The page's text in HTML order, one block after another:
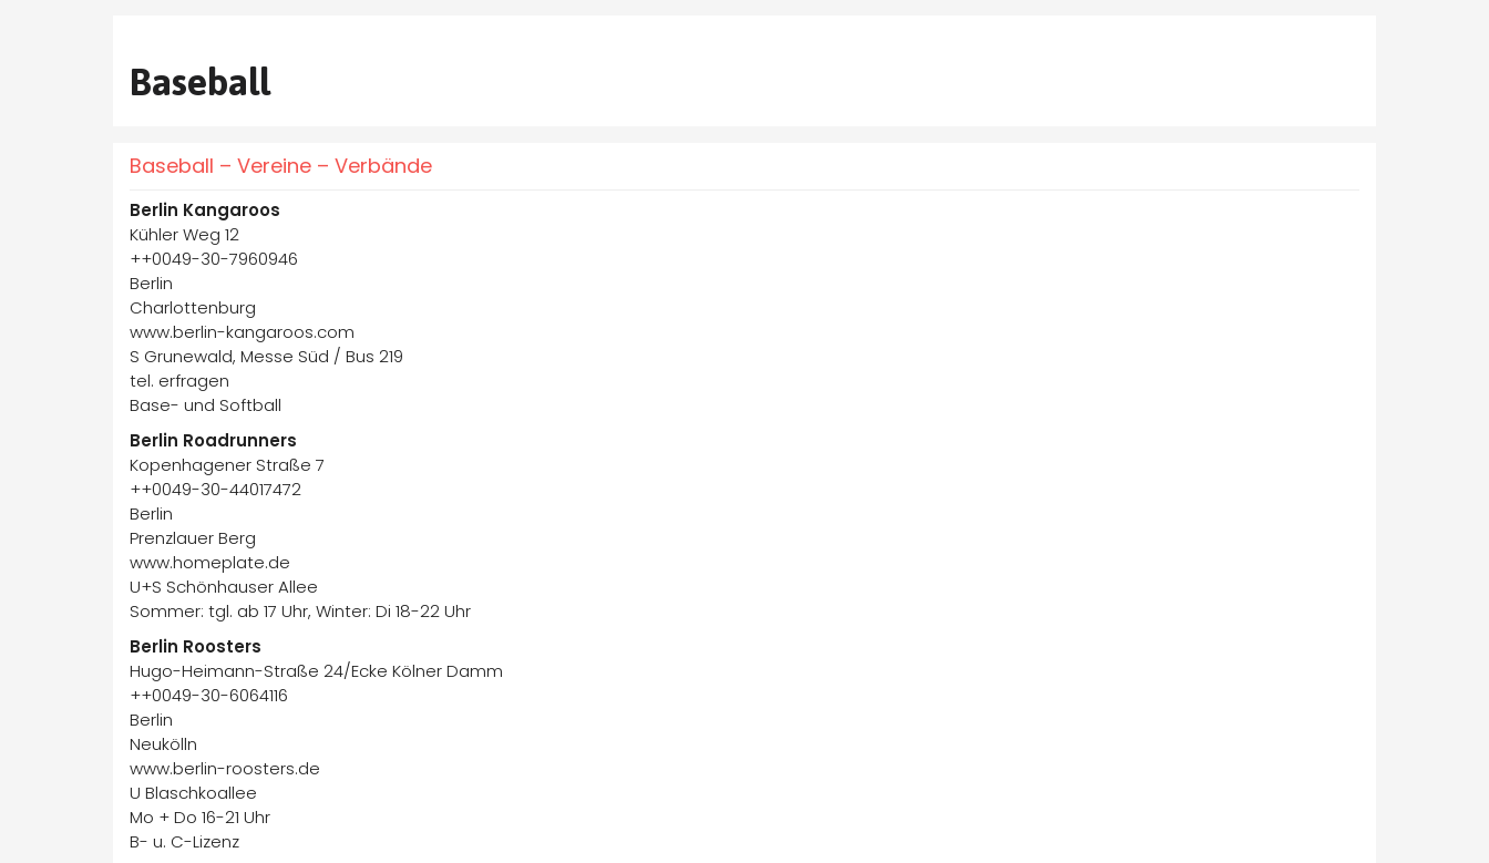
Baseball
Baseball – Vereine – Verbände
Berlin Kangaroos
Kühler Weg 12
++0049-30-7960946
Berlin
Charlottenburg
www.berlin-kangaroos.com
S Grunewald, Messe Süd / Bus 219
tel. erfragen
Base- und Softball
Berlin Roadrunners
Kopenhagener Straße 7
++0049-30-44017472
Berlin
Prenzlauer Berg
www.homeplate.de
U+S Schönhauser Allee
Sommer: tgl. ab 17 Uhr, Winter: Di 18-22 Uhr
Berlin Roosters
Hugo-Heimann-Straße 24/Ecke Kölner Damm
++0049-30-6064116
Berlin
Neukölln
www.berlin-roosters.de
U Blaschkoallee
Mo + Do 16-21 Uhr
B- u. C-Lizenz